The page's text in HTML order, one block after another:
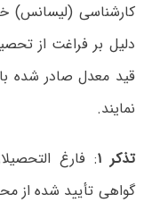
کارشناسی (لیسانس)
دلیل بر فراغت از
قید معدل صادر شده
نمایند.
تذکر ۱ : فارغ
گواهی تأیید شده از